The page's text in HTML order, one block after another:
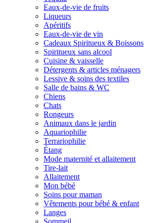
Eaux-de-vie de fruits
Liqueurs
Apéritifs
Eaux-de-vie de vin
Cadeaux Spiritueux & Boissons
Spiritueux sans alcool
Cuisine & vaisselle
Détergents & articles ménagers
Lessive & soins des textiles
Salle de bains & WC
Chiens
Chats
Rongeurs
Animaux dans le jardin
Aquariophilie
Terrariophilie
Étang
Mode maternité et allaitement
Tire-lait
Allaitement
Mon bébé
Soins pour maman
Vêtements pour bébé & enfant
Langes
Sommeil